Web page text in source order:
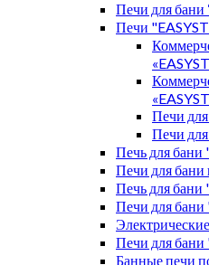
Печи для бани
Печи
Печи
Печи
Печь для
Печи для
Печь для бани
Печи для
Печи для
Банные печи